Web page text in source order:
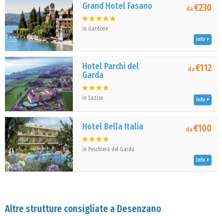
Grand Hotel Fasano
in Gardone
da€230
Info
Hotel Parchi del
Garda
in Lazise
da€112
Info
Hotel Bella Italia
in Peschiera del Garda
da€100
Info
Altre strutture consigliate a Desenzano